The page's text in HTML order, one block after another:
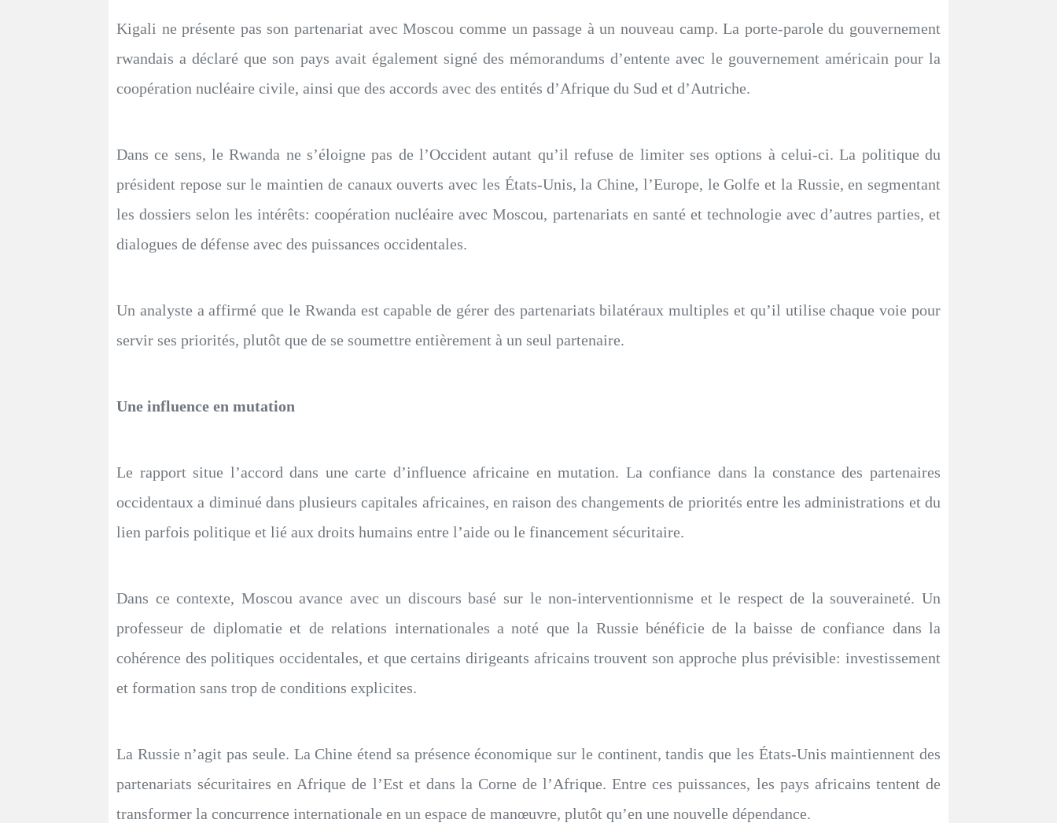
Kigali ne présente pas son partenariat avec Moscou comme un passage à un nouveau camp. La porte-parole du gouvernement
rwandais a déclaré que son pays avait également signé des mémorandums d’entente avec le gouvernement américain pour la
coopération nucléaire civile, ainsi que des accords avec des entités d’Afrique du Sud et d’Autriche.
Dans ce sens, le Rwanda ne s’éloigne pas de l’Occident autant qu’il refuse de limiter ses options à celui-ci. La politique du
président repose sur le maintien de canaux ouverts avec les États-Unis, la Chine, l’Europe, le Golfe et la Russie, en segmentant
les dossiers selon les intérêts: coopération nucléaire avec Moscou, partenariats en santé et technologie avec d’autres parties, et
dialogues de défense avec des puissances occidentales.
Un analyste a affirmé que le Rwanda est capable de gérer des partenariats bilatéraux multiples et qu’il utilise chaque voie pour
servir ses priorités, plutôt que de se soumettre entièrement à un seul partenaire.
Une influence en mutation
Le rapport situe l’accord dans une carte d’influence africaine en mutation. La confiance dans la constance des partenaires
occidentaux a diminué dans plusieurs capitales africaines, en raison des changements de priorités entre les administrations et du
lien parfois politique et lié aux droits humains entre l’aide ou le financement sécuritaire.
Dans ce contexte, Moscou avance avec un discours basé sur le non-interventionnisme et le respect de la souveraineté. Un
professeur de diplomatie et de relations internationales a noté que la Russie bénéficie de la baisse de confiance dans la
cohérence des politiques occidentales, et que certains dirigeants africains trouvent son approche plus prévisible: investissement
et formation sans trop de conditions explicites.
La Russie n’agit pas seule. La Chine étend sa présence économique sur le continent, tandis que les États-Unis maintiennent des
partenariats sécuritaires en Afrique de l’Est et dans la Corne de l’Afrique. Entre ces puissances, les pays africains tentent de
transformer la concurrence internationale en un espace de manœuvre, plutôt qu’en une nouvelle dépendance.